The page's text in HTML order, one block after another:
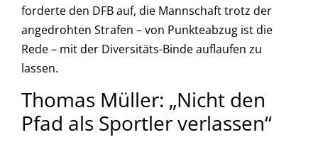
forderte den DFB auf, die Mannschaft trotz der
angedrohten Strafen – von Punkteabzug ist die
Rede – mit der Diversitäts-Binde auflaufen zu
lassen.
Thomas Müller: „Nicht den
Pfad als Sportler verlassen“